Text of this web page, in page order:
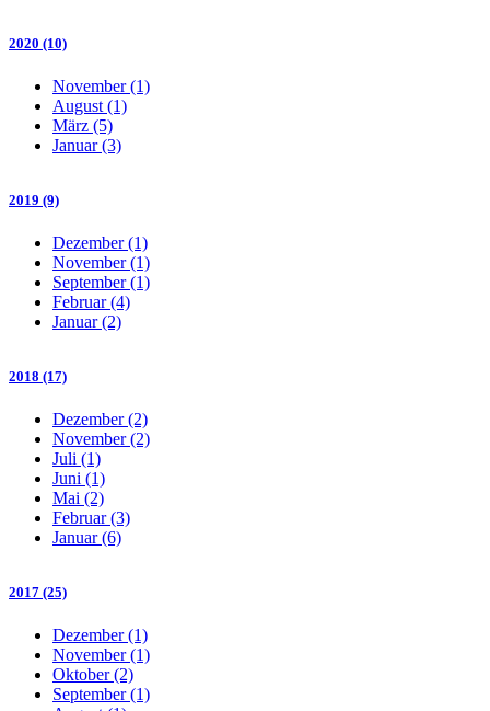
2020 (10)
November (1)
August (1)
März (5)
Januar (3)
2019 (9)
Dezember (1)
November (1)
September (1)
Februar (4)
Januar (2)
2018 (17)
Dezember (2)
November (2)
Juli (1)
Juni (1)
Mai (2)
Februar (3)
Januar (6)
2017 (25)
Dezember (1)
November (1)
Oktober (2)
September (1)